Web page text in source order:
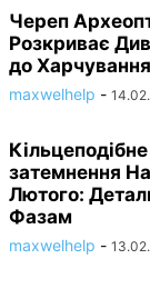
Череп
Розкриває
до Харчування
maxwelhelp -
затемнення
Лютого:
Фазам
maxwelhelp -